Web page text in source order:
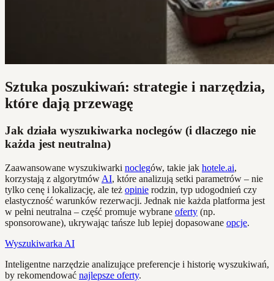
Sztuka poszukiwań: strategie i narzędzia,
które dają przewagę
Jak działa wyszukiwarka noclegów (i dlaczego nie
każda jest neutralna)
Zaawansowane wyszukiwarki noclegów, takie jak hotele.ai,
korzystają z algorytmów AI, które analizują setki parametrów – nie
tylko cenę i lokalizację, ale też opinie rodzin, typ udogodnień czy
elastyczność warunków rezerwacji. Jednak nie każda platforma jest
w pełni neutralna – część promuje wybrane oferty (np.
sponsorowane), ukrywając tańsze lub lepiej dopasowane opcje.
Wyszukiwarka AI
Inteligentne narzędzie analizujące preferencje i historię wyszukiwań,
by rekomendować najlepsze oferty.